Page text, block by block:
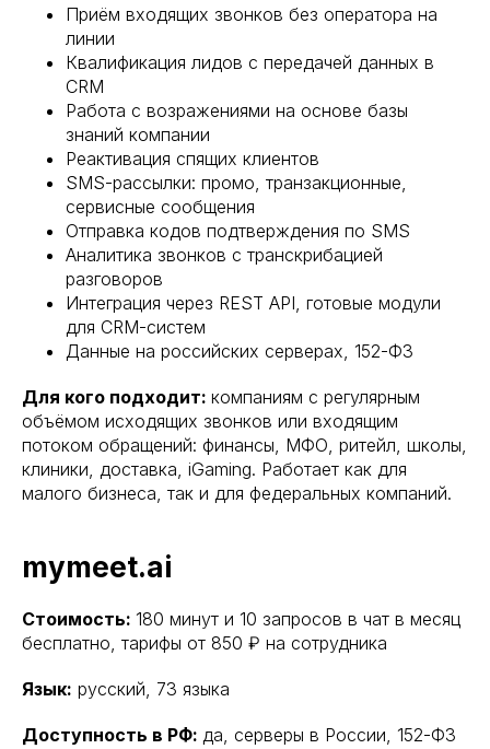
Приём входящих звонков без оператора на
линии
Квалификация лидов с передачей данных в
CRM
Работа с возражениями на основе базы
знаний компании
Реактивация спящих клиентов
SMS-рассылки: промо, транзакционные,
сервисные сообщения
Отправка кодов подтверждения по SMS
Аналитика звонков с транскрибацией
разговоров
Интеграция через REST API, готовые модули
для CRM-систем
Данные на российских серверах, 152-ФЗ
Для кого подходит: компаниям с регулярным
объёмом исходящих звонков или входящим
потоком обращений: финансы, МФО, ритейл, школы,
клиники, доставка, iGaming. Работает как для
малого бизнеса, так и для федеральных компаний.
mymeet.ai
Стоимость: 180 минут и 10 запросов в чат в месяц
бесплатно, тарифы от 850 ₽ на сотрудника
Язык: русский, 73 языка
Доступность в РФ: да, серверы в России, 152-ФЗ